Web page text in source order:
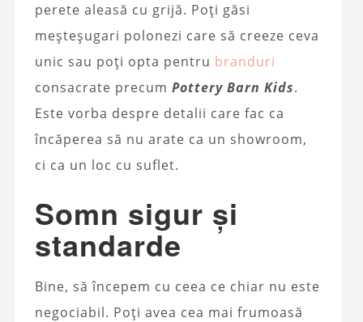
perete aleasă cu grijă. Poți găsi
meșteșugari polonezi care să creeze ceva
unic sau poți opta pentru branduri
consacrate precum Pottery Barn Kids.
Este vorba despre detalii care fac ca
încăperea să nu arate ca un showroom,
ci ca un loc cu suflet.
Somn sigur și
standarde
Bine, să începem cu ceea ce chiar nu este
negociabil. Poți avea cea mai frumoasă